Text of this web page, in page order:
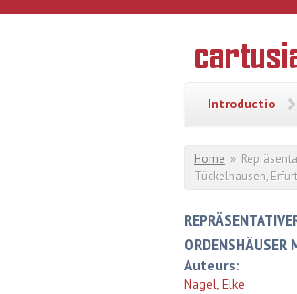
Overslaan en naar de inhoud gaan
Geschiedenis
van de
Introductio
U bent
Home »
Tückelhausen,
ORDENSHÄUSER
Auteurs:
Nagel, Elke